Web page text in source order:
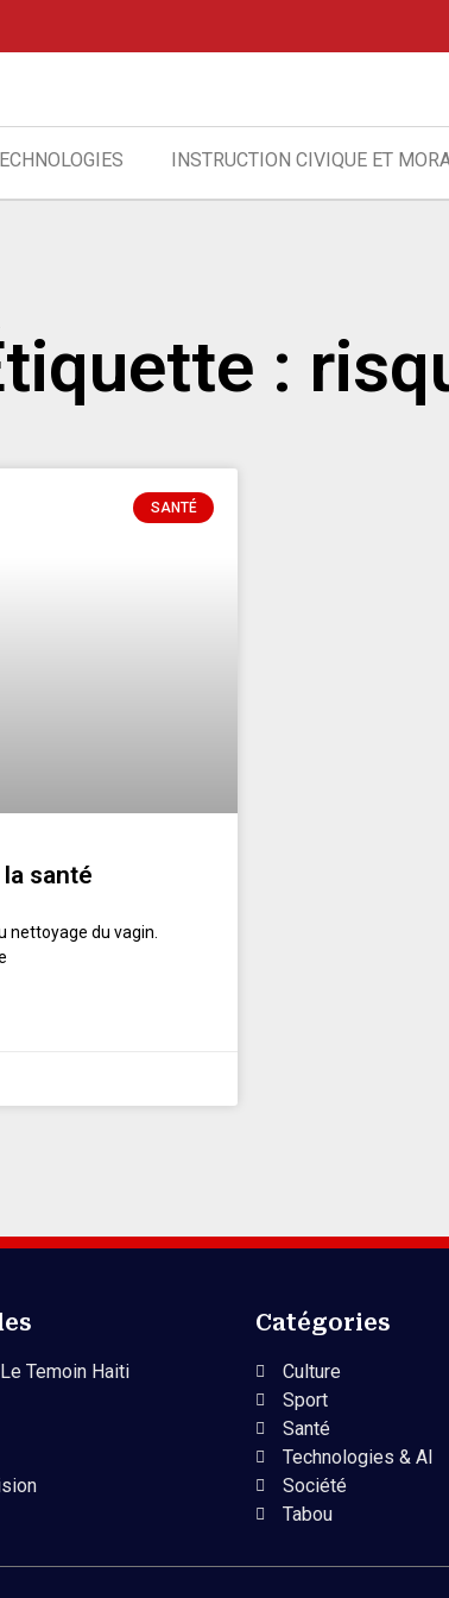
INSTRUCTION CIVIQUE ET
:
SANTÉ
santé
nettoyage du vagin.
Temoin Haiti
Catégories
Culture
Sport
Santé
Technologies & AI
Société
Tabou